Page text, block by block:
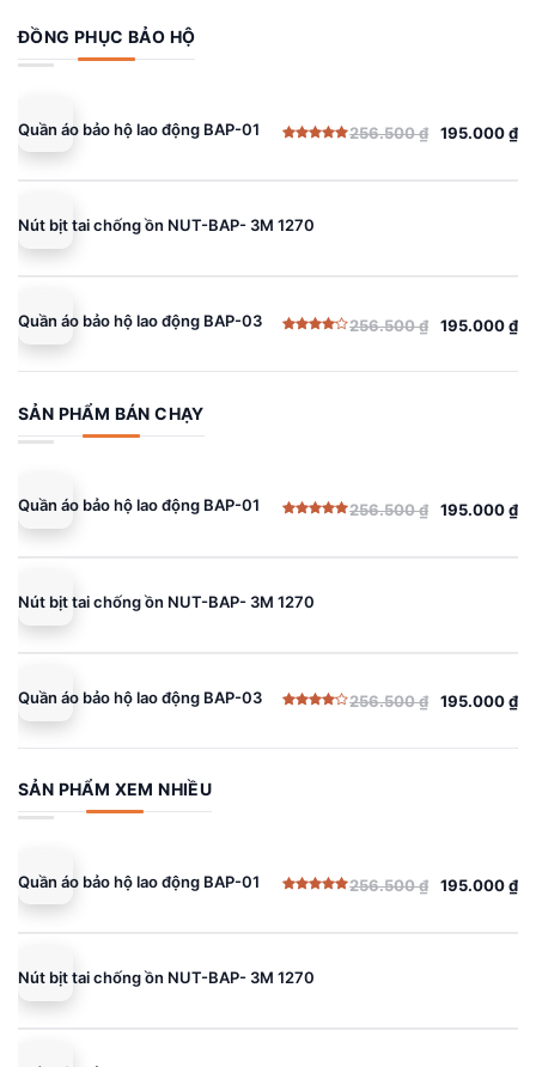
ĐỒNG PHỤC BẢO HỘ
Quần áo bảo hộ lao động BAP-01
5 sao
256.500₫
Giá
là:
195.000₫
Giá
tại
195.000 ₫.
Nút bịt tai chống ồn NUT-BAP- 3M 1270
Quần áo bảo hộ lao động BAP-03
hạng
256.500₫
Giá
là:
256.500 ₫.
195.000₫
Giá
tại
là:
195.000 ₫.
SẢN PHẨM BÁN CHẠY
Quần áo bảo hộ lao động BAP-01
5 sao
256.500₫
Giá
là:
195.000₫
Giá
tại
195.000 ₫.
Nút bịt tai chống ồn NUT-BAP- 3M 1270
Quần áo bảo hộ lao động BAP-03
hạng
256.500₫
Giá
gốc
là:
256.500 ₫.
195.000₫
Giá
hiện
tại
là:
195.000 ₫.
SẢN PHẨM XEM NHIỀU
Quần áo bảo hộ lao động BAP-01
5 sao
256.500₫
Giá
gốc
là:
195.000₫
Giá
hiện
tại
195.000 ₫.
Nút bịt tai chống ồn NUT-BAP- 3M 1270